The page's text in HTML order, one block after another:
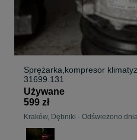
Sprężarka,kompresor
31699.131
Używane
599 zł
Kraków, Dębniki - Odświeżono